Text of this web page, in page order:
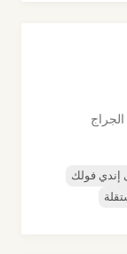
فولك